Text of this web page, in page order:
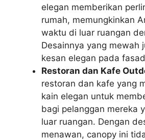
elegan memberikan
rumah, memungkinkan
waktu di luar ruangan
Desainnya yang mewah
kesan elegan pada
Restoran dan Kafe
restoran dan kafe yang
kain elegan untuk
bagi pelanggan mereka
luar ruangan. Dengan
menawan, canopy ini